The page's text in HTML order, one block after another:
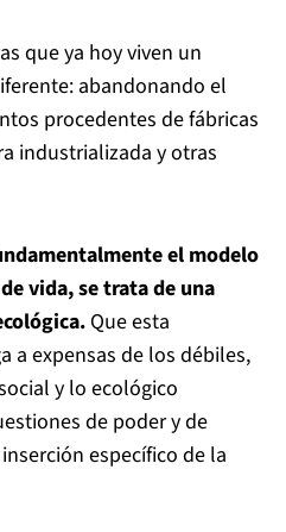
que ya hoy viven un
abandonando el
procedentes de fábricas
industrializada y otras
el modelo
vida, se trata de una
Que esta
a expensas de los débiles,
y lo ecológico
de poder y de
específico de la